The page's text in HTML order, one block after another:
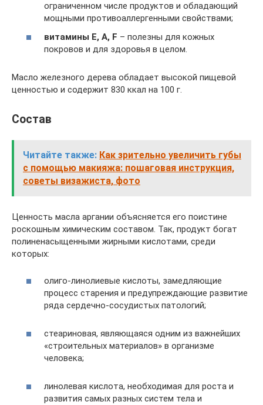
ограниченном числе продуктов и обладающий
мощными противоаллергенными свойствами;
витамины E, A, F – полезны для кожных
покровов и для здоровья в целом.
Масло железного дерева обладает высокой пищевой
ценностью и содержит 830 ккал на 100 г.
Состав
Читайте также: Как зрительно увеличить губы
с помощью макияжа: пошаговая инструкция,
советы визажиста, фото
Ценность масла аргании объясняется его поистине
роскошным химическим составом. Так, продукт богат
полиненасыщенными жирными кислотами, среди
которых:
олиго-линолиевые кислоты, замедляющие
процесс старения и предупреждающие развитие
ряда сердечно-сосудистых патологий;
стеариновая, являющаяся одним из важнейших
«строительных материалов» в организме
человека;
линолевая кислота, необходимая для роста и
развития самых разных систем тела и